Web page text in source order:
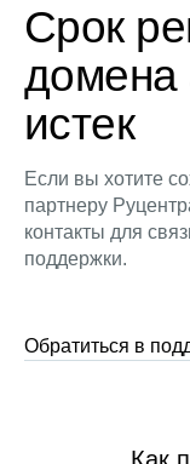
Срок
домена
истек
Если вы хотите
партнеру
контакты для
поддержки.
Обратиться в